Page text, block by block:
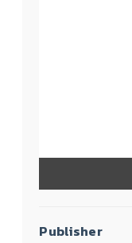
Publisher